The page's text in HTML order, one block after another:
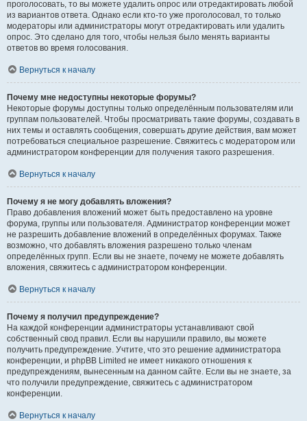
проголосовать, то вы можете удалить опрос или отредактировать любой
из вариантов ответа. Однако если кто-то уже проголосовал, то только
модераторы или администраторы могут отредактировать или удалить
опрос. Это сделано для того, чтобы нельзя было менять варианты
ответов во время голосования.
Вернуться к началу
Почему мне недоступны некоторые форумы?
Некоторые форумы доступны только определённым пользователям или
группам пользователей. Чтобы просматривать такие форумы, создавать в
них темы и оставлять сообщения, совершать другие действия, вам может
потребоваться специальное разрешение. Свяжитесь с модератором или
администратором конференции для получения такого разрешения.
Вернуться к началу
Почему я не могу добавлять вложения?
Право добавления вложений может быть предоставлено на уровне
форума, группы или пользователя. Администратор конференции может
не разрешить добавление вложений в определённых форумах. Также
возможно, что добавлять вложения разрешено только членам
определённых групп. Если вы не знаете, почему не можете добавлять
вложения, свяжитесь с администратором конференции.
Вернуться к началу
Почему я получил предупреждение?
На каждой конференции администраторы устанавливают свой
собственный свод правил. Если вы нарушили правило, вы можете
получить предупреждение. Учтите, что это решение администратора
конференции, и phpBB Limited не имеет никакого отношения к
предупреждениям, вынесенным на данном сайте. Если вы не знаете, за
что получили предупреждение, свяжитесь с администратором
конференции.
Вернуться к началу